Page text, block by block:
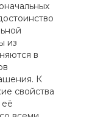
из
в
К
свойства